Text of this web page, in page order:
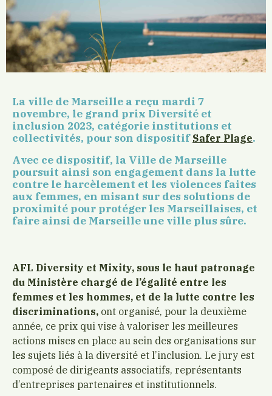
La ville de Marseille a reçu mardi 7
novembre, le grand prix Diversité et
inclusion 2023, catégorie institutions et
collectivités, pour son dispositifSafer Plage.
Avec ce dispositif, la Ville de Marseille
poursuit ainsi son engagement dans la lutte
contre le harcèlement et les violences faites
aux femmes, en misant sur des solutions de
proximité pour protéger les Marseillaises, et
faire ainsi de Marseille une ville plus sûre.
AFL Diversity et Mixity, sous le haut patronage
du Ministère chargé de l’égalité entre les
femmes et les hommes, et de la lutte contre les
discriminations, ont organisé, pour la deuxième
année, ce prix qui vise à valoriser les meilleures
actions mises en place au sein des organisations sur
les sujets liés à la diversité et l’inclusion. Le jury est
composé de dirigeants associatifs, représentants
d’entreprises partenaires et institutionnels.